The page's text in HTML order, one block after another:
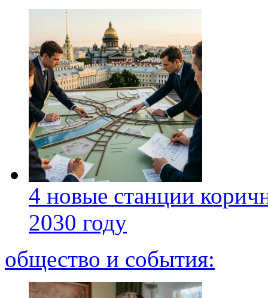
4 новые станции
2030 году
общество и события: